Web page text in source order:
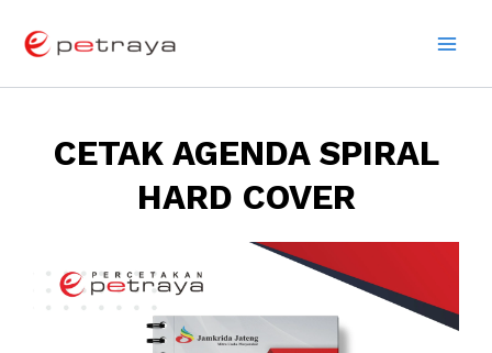
CETAK AGENDA SPIRAL
HARD COVER